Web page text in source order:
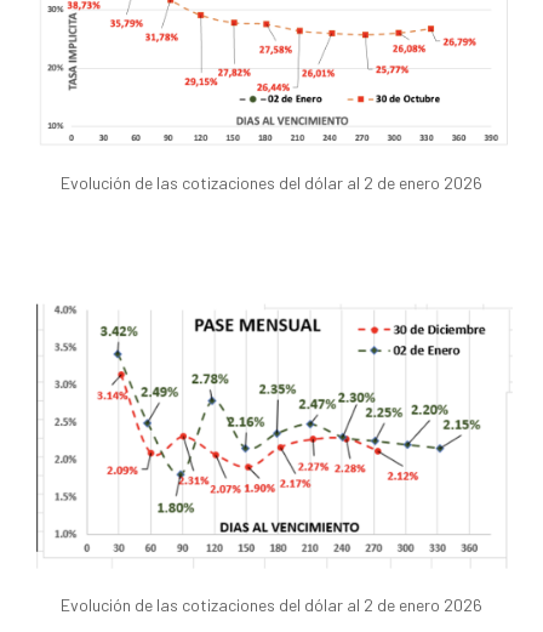
Evolución de las cotizaciones del dólar al 2 de enero 2026
Evolución de las cotizaciones del dólar al 2 de enero 2026